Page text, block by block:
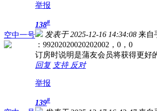
举报
空中一号
138#
发表于 2025-12-16 14:34:08 来自
：99202020020202002，0，0
订房时说明是蒲友会员将获得更好
回复 支持 反对
举报
139#